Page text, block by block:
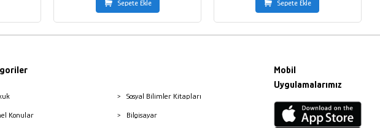
Sepete Ekle Sepete Ekle
Konular
Sosyal Bilimler Kitapları
Bilgisayar
Mobil
Uygulamalarımız